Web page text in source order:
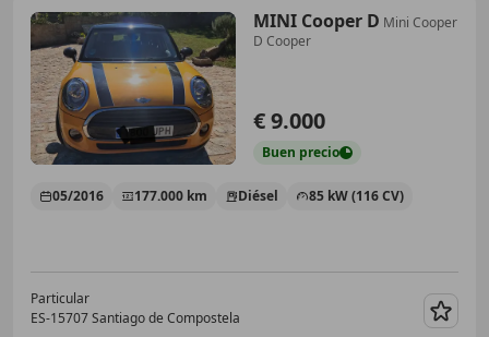
MINI Cooper D Mini Cooper
D Cooper
€ 9.000
Buen precio
05/2016 177.000 km Diésel 85 kW (116 CV)
Particular
ES-15707 Santiago de Compostela